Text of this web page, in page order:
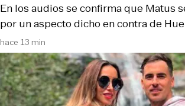
hace 13 min
En los audios se confirma que Matus
por un aspecto dicho en contra de